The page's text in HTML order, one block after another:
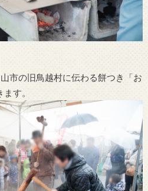
市の旧鳥越村に伝わる餅つき「お
す。